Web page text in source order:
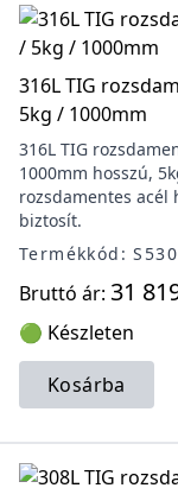
316L TIG
5kg / 1000mm
316L TIG
1000mm hosszú,
rozsdamentes acél
biztosít.
Termékkód:
Bruttó ár: 31
🟢 Készleten
Kosárba